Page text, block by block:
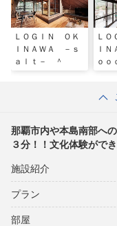
ＬＯＧＩＮ ＯＫ
ＩＮＡＷＡ －ｓ
ａｌｔ－ ＾
Ｌ
Ｉ
ｏ
那覇市内や本島南部へ
３分！！文化体験がで
施設紹介
プラン
部屋